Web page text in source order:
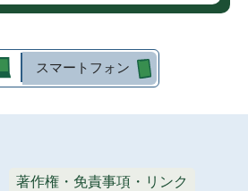
スマートフォン
著作権・免責事項・リンク